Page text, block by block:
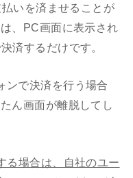
いを済ませることが
、PC画面に表示され
済するだけです。
ンで決済を行う場合
ん画面が離脱してし
る場合は、自社のユー